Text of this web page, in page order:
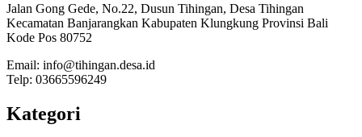
Jalan Gong Gede, No.22, Dusun Tihingan, Desa Tihingan
Kecamatan Banjarangkan Kabupaten Klungkung Provinsi Bali
Kode Pos 80752
Email: info@tihingan.desa.id
Telp: 03665596249
Kategori